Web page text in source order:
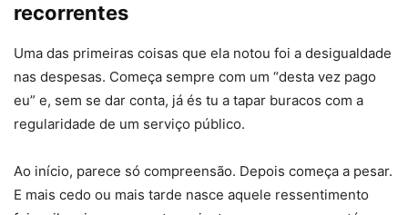
recorrentes
Uma das primeiras coisas que ela notou foi a desigualdade
nas despesas. Começa sempre com um “desta vez pago
eu” e, sem se dar conta, já és tu a tapar buracos com a
regularidade de um serviço público.
Ao início, parece só compreensão. Depois começa a pesar.
E mais cedo ou mais tarde nasce aquele ressentimento